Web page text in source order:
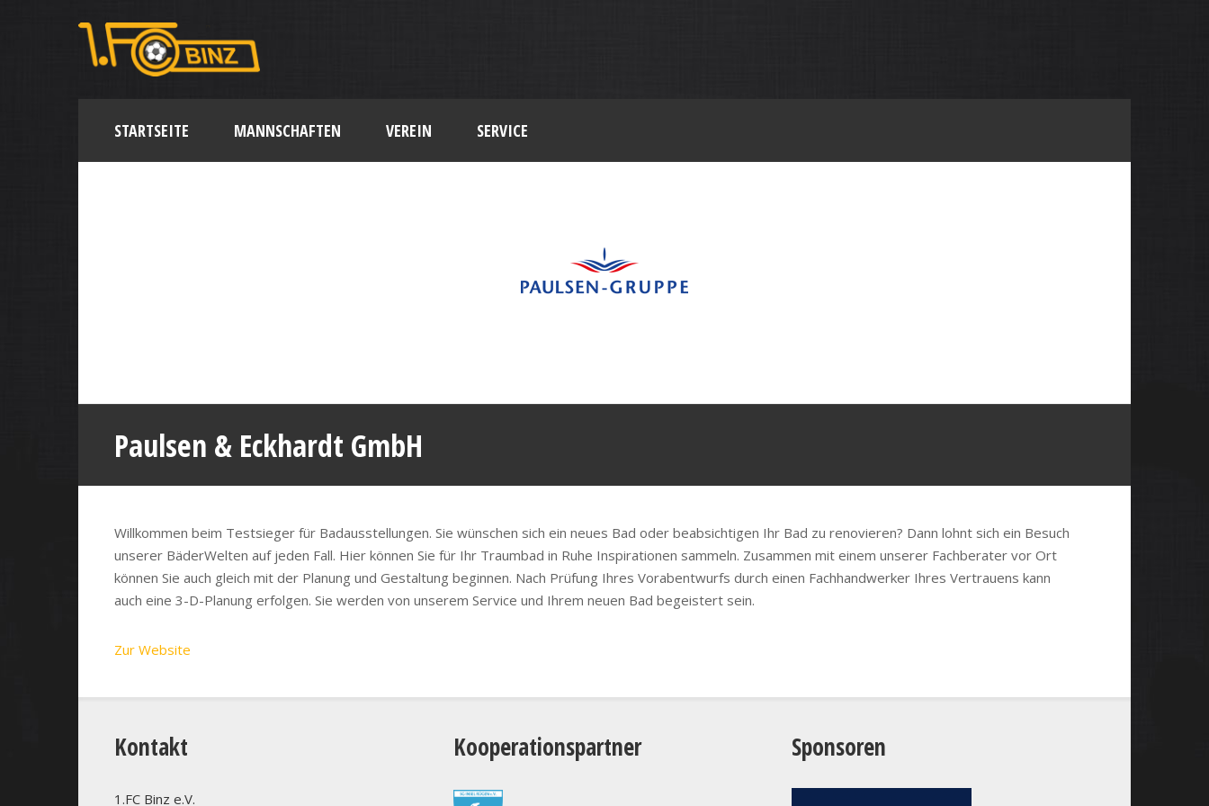
STARTSEITE MANNSCHAFTEN VEREIN SERVICE
Paulsen & Eckhardt GmbH
Willkommen beim Testsieger für Badausstellungen. Sie wünschen sich ein neues Bad oder beabsichtigen Ihr Bad zu renovieren? Dann lohnt sich ein Besuch
unserer BäderWelten auf jeden Fall. Hier können Sie für Ihr Traumbad in Ruhe Inspirationen sammeln. Zusammen mit einem unserer Fachberater vor Ort
können Sie auch gleich mit der Planung und Gestaltung beginnen. Nach Prüfung Ihres Vorabentwurfs durch einen Fachhandwerker Ihres Vertrauens kann
auch eine 3-D-Planung erfolgen. Sie werden von unserem Service und Ihrem neuen Bad begeistert sein.
Zur Website
Kontakt
1.FC Binz e.V.
Kooperationspartner Sponsoren